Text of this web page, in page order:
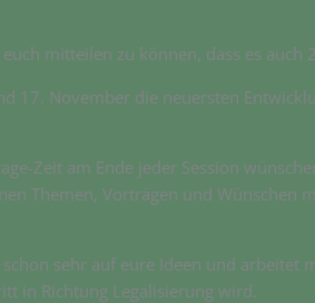
mitteilen zu können, dass es
17. November die neuersten
Zeit am Ende jeder Session
Themen, Vorträgen und Wünschen
sehr auf eure Ideen und arbeitet
in Richtung Legalisierung wird.